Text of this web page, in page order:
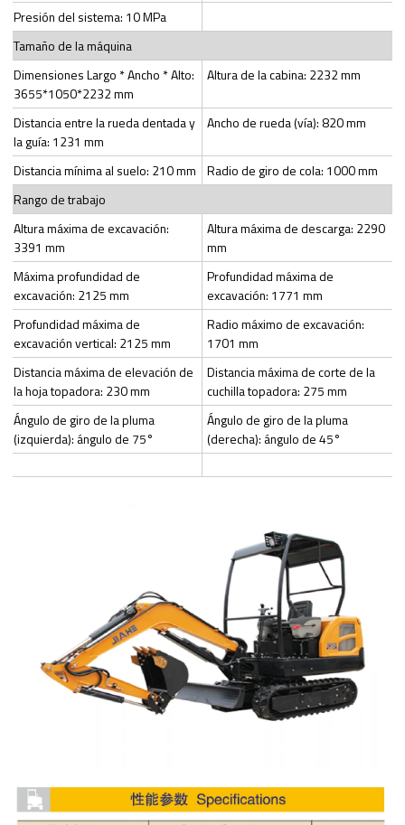
Presión del sistema: 10 MPa
Tamaño de la máquina
Dimensiones Largo * Ancho * Alto:
3655*1050*2232 mm
Altura de la cabina: 2232 mm
Distancia entre la rueda dentada y
la guía: 1231 mm
Ancho de rueda (vía): 820 mm
Distancia mínima al suelo: 210 mm
Radio de giro de cola: 1000 mm
Rango de trabajo
Altura máxima de excavación:
3391 mm
Altura máxima de descarga: 2290
mm
Máxima profundidad de
excavación: 2125 mm
Profundidad máxima de
excavación: 1771 mm
Profundidad máxima de
excavación vertical: 2125 mm
Radio máximo de excavación:
1701 mm
Distancia máxima de elevación de
la hoja topadora: 230 mm
Distancia máxima de corte de la
cuchilla topadora: 275 mm
Ángulo de giro de la pluma
(izquierda): ángulo de 75°
Ángulo de giro de la pluma
(derecha): ángulo de 45°